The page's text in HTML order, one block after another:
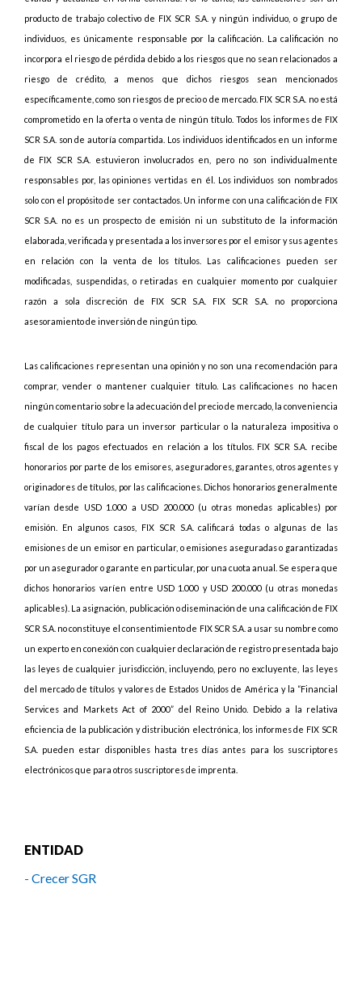
producto de trabajo colectivo de FIX SCR S.A. y ningún individuo, o grupo de
individuos, es únicamente responsable por la calificación. La calificación no
incorpora el riesgo de pérdida debido a los riesgos que no sean relacionados a
riesgo de crédito, a menos que dichos riesgos sean mencionados
específicamente, como son riesgos de precio o de mercado. FIX SCR S.A. no está
comprometido en la oferta o venta de ningún título. Todos los informes de FIX
SCR S.A. son de autoría compartida. Los individuos identificados en un informe
de FIX SCR S.A. estuvieron involucrados en, pero no son individualmente
responsables por, las opiniones vertidas en él. Los individuos son nombrados
solo con el propósito de ser contactados. Un informe con una calificación de FIX
SCR S.A. no es un prospecto de emisión ni un substituto de la información
elaborada, verificada y presentada a los inversores por el emisor y sus agentes
en relación con la venta de los títulos. Las calificaciones pueden ser
modificadas, suspendidas, o retiradas en cualquier momento por cualquier
razón a sola discreción de FIX SCR S.A. FIX SCR S.A. no proporciona
asesoramiento de inversión de ningún tipo.
Las calificaciones representan una opinión y no son una recomendación para
comprar, vender o mantener cualquier título. Las calificaciones no hacen
ningún comentario sobre la adecuación del precio de mercado, la conveniencia
de cualquier título para un inversor particular o la naturaleza impositiva o
fiscal de los pagos efectuados en relación a los títulos. FIX SCR S.A. recibe
honorarios por parte de los emisores, aseguradores, garantes, otros agentes y
originadores de títulos, por las calificaciones. Dichos honorarios generalmente
varían desde USD 1.000 a USD 200.000 (u otras monedas aplicables) por
emisión. En algunos casos, FIX SCR S.A. calificará todas o algunas de las
emisiones de un emisor en particular, o emisiones aseguradas o garantizadas
por un asegurador o garante en particular, por una cuota anual. Se espera que
dichos honorarios varíen entre USD 1.000 y USD 200.000 (u otras monedas
aplicables). La asignación, publicación o diseminación de una calificación de FIX
SCR S.A. no constituye el consentimiento de FIX SCR S.A. a usar su nombre como
un experto en conexión con cualquier declaración de registro presentada bajo
las leyes de cualquier jurisdicción, incluyendo, pero no excluyente, las leyes
del mercado de títulos y valores de Estados Unidos de América y la “Financial
Services and Markets Act of 2000” del Reino Unido. Debido a la relativa
eficiencia de la publicación y distribución electrónica, los informes de FIX SCR
S.A. pueden estar disponibles hasta tres días antes para los suscriptores
electrónicos que para otros suscriptores de imprenta.
ENTIDAD
- Crecer SGR